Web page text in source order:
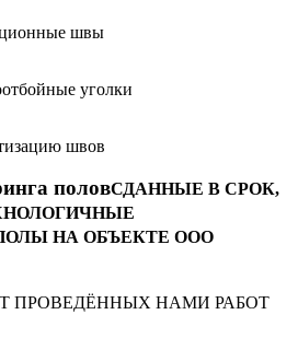
швы
уголки
швов
половСДАННЫЕ В СРОК,
НА ОБЪЕКТЕ ООО
ПРОВЕДЁННЫХ НАМИ РАБОТ